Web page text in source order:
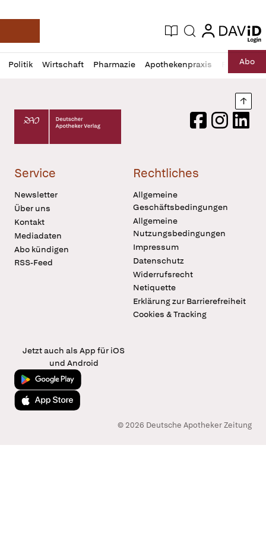
Deutsche Apotheker Zeitung
Aktuelle Ausgabe
Suche login
login
Politik Wirtschaft Pharmazie Apothekenpraxis RechtAbo
Profil
öffnen
Daz
Pur
Deutscher Apotheker Verlag Logo
FacebookInstagram
Service
Newsletter
Über uns
Kontakt
Mediadaten
Abo kündigen
RSS-Feed
Rechtliches
Allgemeine
Geschäftsbedingungen
Allgemeine
Nutzungsbedingungen
Impressum
Datenschutz
Widerrufsrecht
Netiquette
Erklärung zur Barrierefreiheit
Cookies & Tracking
Jetzt auch als App für iOS
und Android
Jetzt bei Google Play
Laden im App Store
© 2026 Deutsche Apotheker Zeitung